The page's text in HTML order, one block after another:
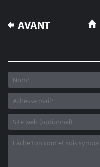
NAVIGATION
DE
AVANT